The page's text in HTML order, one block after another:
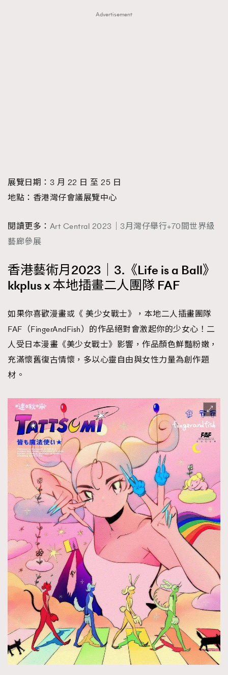
Advertisement
展覽日期：3 月 22 日 至 25 日
地點：香港灣仔會議展覽中心
閱讀更多： Art Central 2023｜3月灣仔舉行+70間世界級
藝廊參展
香港藝術月2023｜3.《Life is a Ball》
kkplus x 本地插畫二人團隊 FAF
如果你喜歡漫畫或《 美少女戰士》，本地二人插畫團隊
FAF（FingerAndFish）的作品絕對會激起你的少女心！二
人受日本漫畫《美少女戰士》影響，作品顏色鮮豔粉嫩，
充滿懷舊復古情懷，多以心靈自由與女性力量為創作題
材。